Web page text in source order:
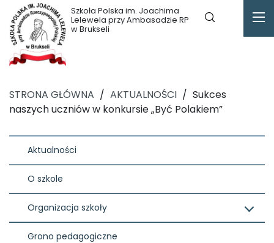
Szkoła Polska im. Joachima
Lelewela przy Ambasadzie RP
w Brukseli
STRONA GŁÓWNA / AKTUALNOŚCI / Sukces
naszych uczniów w konkursie „Być Polakiem”
Aktualności
O szkole
Organizacja szkoły
Grono pedagogiczne